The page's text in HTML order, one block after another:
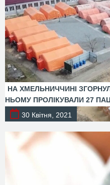
НА ХМЕЛЬНИЧЧИНІ
НЬОМУ ПРОЛІКУВАЛИ 27
30 Квітня, 2021